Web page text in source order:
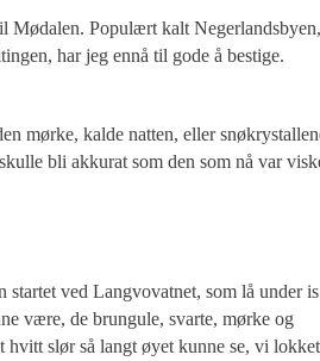
Mødalen. Populært kalt Negerlandsbyen,
har jeg ennå til gode å bestige.
mørke, kalde natten, eller
bli akkurat som den som nå var
startet ved Langvovatnet, som lå under is
være, de brungule, svarte, mørke og
hvitt slør så langt øyet kunne se, vi lokket